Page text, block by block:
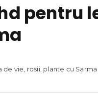
pentru
vie, rosii, plante cu Sarma